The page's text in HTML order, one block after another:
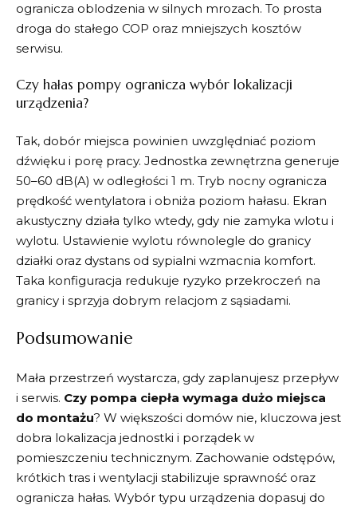
ogranicza oblodzenia w silnych mrozach. To prosta
droga do stałego COP oraz mniejszych kosztów
serwisu.
Czy hałas pompy ogranicza wybór lokalizacji
urządzenia?
Tak, dobór miejsca powinien uwzględniać poziom
dźwięku i porę pracy. Jednostka zewnętrzna generuje
50–60 dB(A) w odległości 1 m. Tryb nocny ogranicza
prędkość wentylatora i obniża poziom hałasu. Ekran
akustyczny działa tylko wtedy, gdy nie zamyka wlotu i
wylotu. Ustawienie wylotu równolegle do granicy
działki oraz dystans od sypialni wzmacnia komfort.
Taka konfiguracja redukuje ryzyko przekroczeń na
granicy i sprzyja dobrym relacjom z sąsiadami.
Podsumowanie
Mała przestrzeń wystarcza, gdy zaplanujesz przepływ
i serwis. Czy pompa ciepła wymaga dużo miejsca
do montażu? W większości domów nie, kluczowa jest
dobra lokalizacja jednostki i porządek w
pomieszczeniu technicznym. Zachowanie odstępów,
krótkich tras i wentylacji stabilizuje sprawność oraz
ogranicza hałas. Wybór typu urządzenia dopasuj do